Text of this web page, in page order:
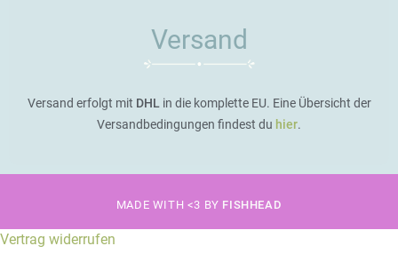
Versand
Versand erfolgt mit DHL in die komplette EU. Eine Übersicht der
Versandbedingungen findest du hier.
MADE WITH <3 BY FISHHEAD
Vertrag widerrufen